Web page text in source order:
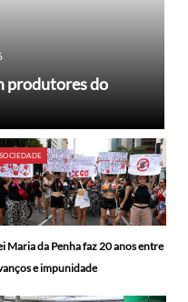
produtores do
SOCIEDADE
Maria da Penha faz 20 anos entre
e impunidade